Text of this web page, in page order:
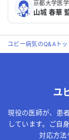
京都大学医
山城 春華
ユビー病気のQ&Aトッ
ユ
現役の医師が、患
しています。ご自
対応方法